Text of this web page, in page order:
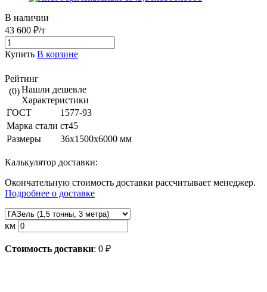
В наличии
43 600 ₽/т
Купить В корзине
Рейтинг
(0)Нашли дешевле
Характеристики
ГОСТ
1577-93
Марка стали ст45
Размеры
36х1500х6000 мм
Калькулятор доставки:
Окончательную стоимость доставки рассчитывает менеджер.
Подробнее о доставке
км
Стоимость доставки: 0 ₽